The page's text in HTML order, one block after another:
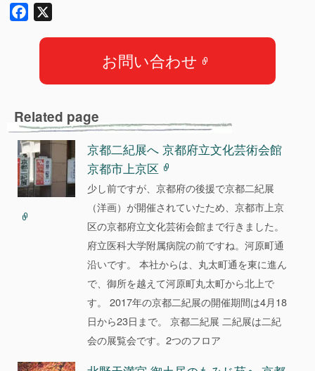
o
k
お問い合わせ
Related page
京都二紀展へ 京都府立文化芸術会館
京都市上京区
少し前ですが、京都府の後援で京都二紀展
（洋画）が開催されていたため、京都市上京
区の京都府立文化芸術会館まで行きました。
府立医科大学附属病院の前ですね。河原町通
沿いです。 本社からは、丸太町通を東に進ん
で、御所を越えて河原町丸太町から北上で
す。 2017年の京都二紀展の開催期間は4月18
日から23日まで。 京都二紀展 二紀展は二紀
会の展覧会です。2つのフロア